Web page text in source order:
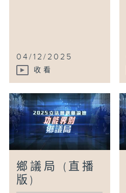
04/12/2025
收看
鄉議局 (直播
版)